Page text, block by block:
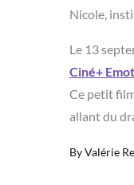
Nicole,
Le 13
Ciné+
Ce petit
allant du
ByValérie